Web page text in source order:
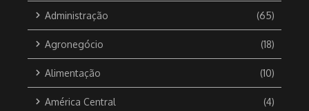
Administração (65)
Agronegócio (18)
Alimentação (10)
América Central (4)